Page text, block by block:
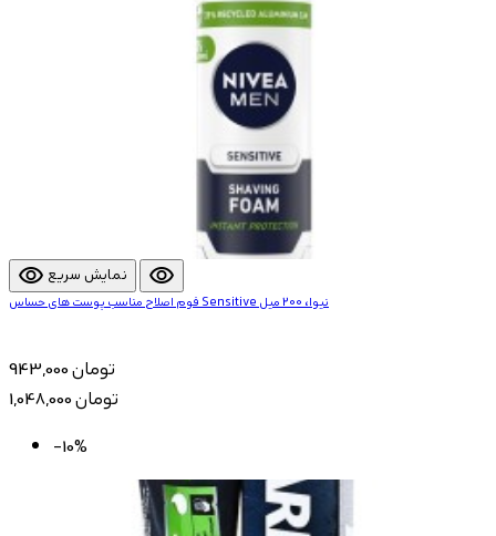
visibility نمایش سریع visibility
فوم اصلاح مناسب پوست های حساس Sensitive نیوا، 200 میل
943,000 تومان
1,048,000 تومان
-10%